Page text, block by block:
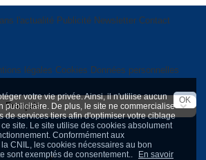
votre vie privée. Ainsi, il n'utilise aucun
publicitaire. De plus, le site ne commercialise
de services tiers afin d'optimiser votre ciblage
site. Le site utilise des cookies absolument
Conformément aux
CNIL, les cookies nécessaires au bon
sont exemptés de consentement..
En savoir
OK
l'actualité Publicité Newsletter Contact
légales Cookies Données personnelles